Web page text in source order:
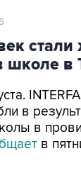
стали
школе в
в
в
в